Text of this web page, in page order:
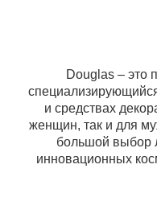
Douglas – это
и средствах
женщин, так и для
большой выбор
инновационных